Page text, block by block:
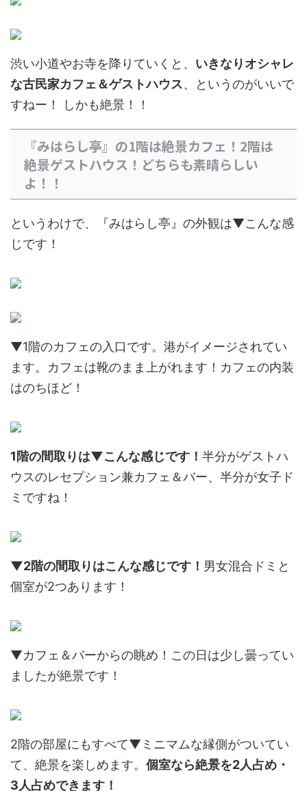
渋い小道やお寺を降りていくと、 いきなりオシャレ
な古民家カフェ＆ゲストハウス、というのがいいで
すねー！ しかも絶景！！
『みはらし亭』の1階は絶景カフェ！2階は
絶景ゲストハウス！どちらも素晴らしい
よ！！
というわけで、『みはらし亭』の外観は▼こんな感
じです！
▼1階のカフェの入口です。港がイメージされてい
ます。カフェは靴のまま上がれます！カフェの内装
はのちほど！
1階の間取りは▼こんな感じです！ 半分がゲストハ
ウスのレセプション兼カフェ＆バー、半分が女子ド
ミですね！
▼2階の間取りはこんな感じです！ 男女混合ドミと
個室が2つあります！
▼カフェ＆バーからの眺め！この日は少し曇ってい
ましたが絶景です！
2階の部屋にもすべて▼ミニマムな縁側がついてい
て、絶景を楽しめます。 個室なら絶景を2人占め・
3人占めできます！